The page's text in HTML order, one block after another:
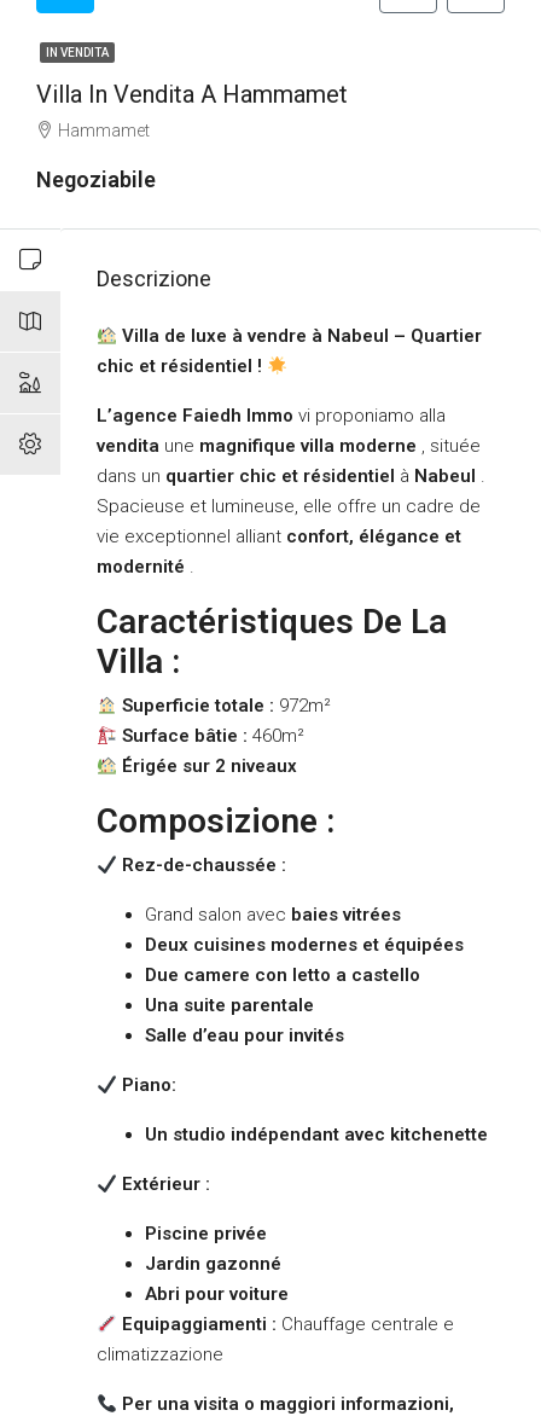
IN VENDITA
Villa In Vendita A Hammamet
Hammamet
Negoziabile
Descrizione
Villa de luxe à vendre à Nabeul – Quartier
chic et résidentiel !
L’agence Faiedh Immo vi proponiamo alla
vendita une magnifique villa moderne , située
dans un quartier chic et résidentiel à Nabeul .
Spacieuse et lumineuse, elle offre un cadre de
vie exceptionnel alliant confort, élégance et
modernité .
Caractéristiques De La
Villa :
Superficie totale : 972m²
Surface bâtie : 460m²
Érigée sur 2 niveaux
Composizione :
Rez-de-chaussée :
Grand salon avec baies vitrées
Deux cuisines modernes et équipées
Due camere con letto a castello
Una suite parentale
Salle d’eau pour invités
Piano:
Un studio indépendant avec kitchenette
Extérieur :
Piscine privée
Jardin gazonné
Abri pour voiture
Equipaggiamenti : Chauffage centrale e
climatizzazione
Per una visita o maggiori informazioni,